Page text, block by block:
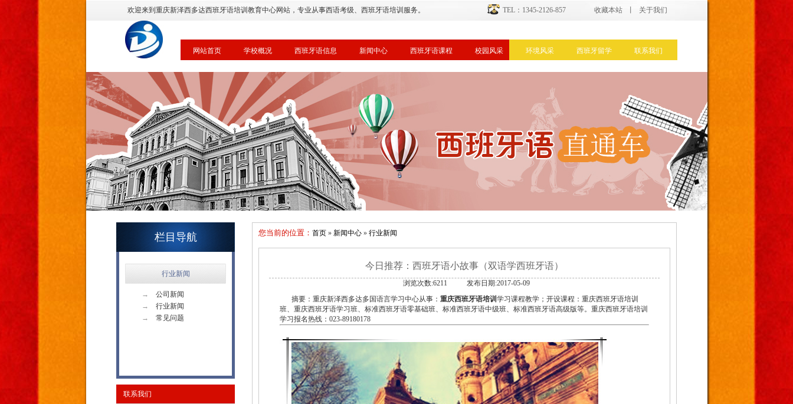
欢迎来到重庆新泽西多达西班牙语培训教育中心网站，专业从事西语考级、西班牙语培训服务。 收藏本站 关于我们
TEL：1345-2126-857
网站首页 学校概况 西班牙语信息 新闻中心 西班牙语课程 校园风采 环境风采 西班牙留学 联系我们
栏目导航
行业新闻
→
公司新闻
→
行业新闻
→
常见问题
联系我们
您当前的位置： 首页 » 新闻中心 » 行业新闻
今日推荐：西班牙语小故事（双语学西班牙语）
浏览次数:6211
发布日期:2017-05-09
摘要：重庆新泽西多达多国语言学习中心从事： 重庆西班牙语培训 学习课程教学；开设课程：重庆西班牙语培训
班、重庆西班牙语学习班、标准西班牙语零基础班、标准西班牙语中级班、标准西班牙语高级版等。重庆西班牙语培训
学习报名热线：023-89180178